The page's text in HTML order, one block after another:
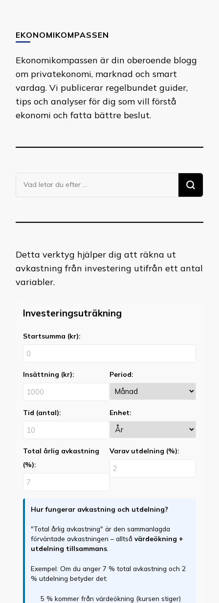
EKONOMIKOMPASSEN
Ekonomikompassen är din oberoende blogg
om privatekonomi, marknad och smart
vardag. Vi publicerar regelbundet guider,
tips och analyser för dig som vill förstå
ekonomi och fatta bättre beslut.
Letar
du
något?
Detta verktyg hjälper dig att räkna ut
avkastning från investering utifrån ett antal
variabler.
Investeringsuträkning
Startsumma (kr):
Insättning (kr): Period:
Tid (antal): Enhet:
Total årlig avkastning
(%):
Varav utdelning (%):
Hur fungerar avkastning och utdelning?
"Total årlig avkastning" är den sammanlagda
förväntade avkastningen – alltså värdeökning +
utdelning tillsammans.
Exempel: Om du anger 7 % total avkastning och 2
% utdelning betyder det:
5 % kommer från värdeökning (kursen stiger)